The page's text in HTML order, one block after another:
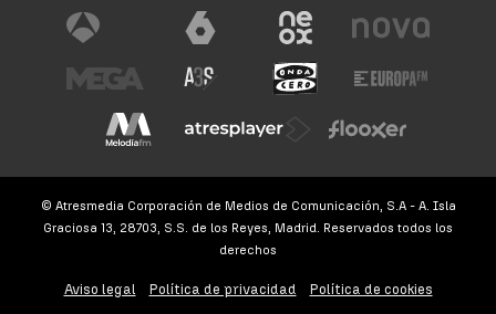
© Atresmedia Corporación de Medios de Comunicación, S.A - A. Isla
Graciosa 13, 28703, S.S. de los Reyes, Madrid. Reservados todos los
derechos
Aviso legal Política de privacidad Política de cookies